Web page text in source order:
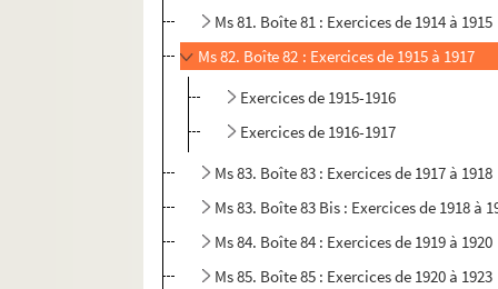
Ms 81. Boîte 81 : Exercices de 1914 à 1915
Ms 82. Boîte 82 : Exercices de 1915 à 1917
Exercices de 1915-1916
Exercices de 1916-1917
Ms 83. Boîte 83 : Exercices de 1917 à 1918
Ms 83. Boîte 83 Bis : Exercices de 1918 à
Ms 84. Boîte 84 : Exercices de 1919 à 1920
Ms 85. Boîte 85 : Exercices de 1920 à 1923